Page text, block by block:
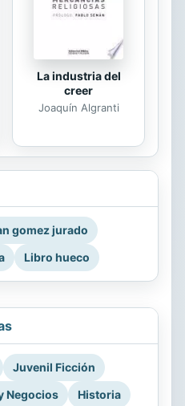
La industria del
creer
Joaquín Algranti
gomez jurado
Libro hueco
Juvenil Ficción
Negocios Historia